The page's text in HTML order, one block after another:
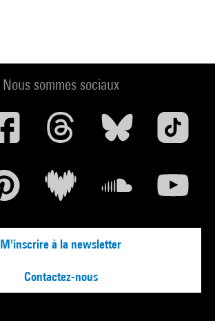
Nous sommes sociaux
M'inscrire à la newsletter
Contactez-nous